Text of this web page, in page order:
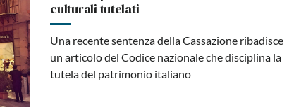
culturali tutelati
Una recente sentenza della Cassazione ribadisce
un articolo del Codice nazionale che disciplina la
tutela del patrimonio italiano